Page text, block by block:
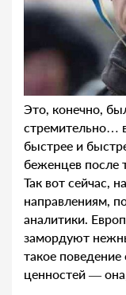
Это, конечно,
стремительно…
быстрее и
беженцев после
Так вот сейчас,
направлениям,
аналитики.
замордуют
такое
ценностей —